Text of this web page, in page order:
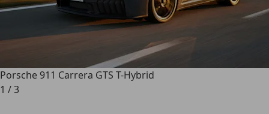
Porsche 911 Carrera GTS T-Hybrid
1 /3